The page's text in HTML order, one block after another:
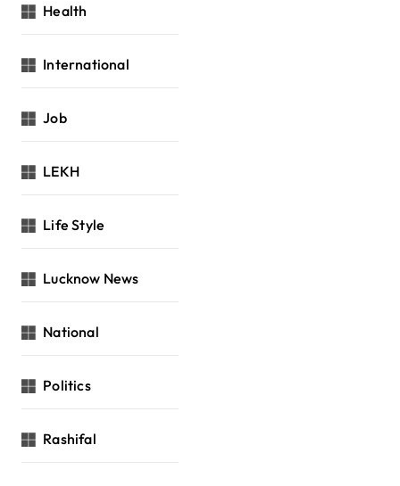
Health
International
Job
LEKH
Life Style
Lucknow News
National
Politics
Rashifal